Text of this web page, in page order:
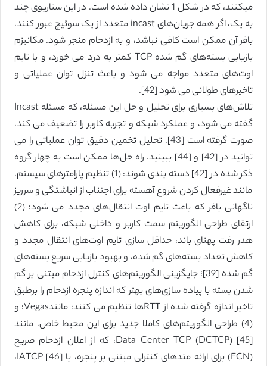
میکنند، که در شکل 1 نشان داده شده است. در این سناریوی چند
به یک، اگر همه جریان‌های incast متعدد از یک سوئیچ عبور کنند،
بافر آن ممکن است کافی نباشد، و به ازدحام منجر شود. مکانیزم
بازیابی بسته‌های گم شده TCP کمتر به درد می خورد، و با تایم
اوت‌های متعدد مواجه می شود و باعث تنزل توان عملیاتی و
تاخیرهای طولانی می شود [42].
تلاش‌های بسیاری برای تحلیل و حل این مسئله، که مسئله Incast
گفته می شود، و عملکرد شبکه و تجربه کاربر را تضعیف می کند،
صورت گرفته است [43]. تحلیل تخمین دقیق توان عملیاتی را می
توانید در [42] و [44] ببینید. راه حل‌ها ممکن است به چهار گروه
ذکر شده در [42] دسته بندی شوند: (1) تنظیم پارامترهای سیستم،
مانند غیرفعال کردن شروع آهسته برای اجتناب از انباشتگی و سرریز
ناگهانی بافر که باعث تایم اوت انتقال‌های مجدد می شود؛ (2)
ارتقای طراحی الگوریتم سمت کاربر و داخلی شبکه، برای کاهش
هدر رفت پهنای باند، حداقل سازی تایم اوت‌های انتقال مجدد و
کاهش تعداد بسته‌های گم شده، و بهبود بازیابی سریع بسته‌های
گم شده [39]؛ جایگزینی الگوریتم‌های کنترل ازدحام مبتنی بر گم
شدن بسته با پیاده سازی‌های بهتر که اندازه پنجره ازدحام را برطبق
تاخیر اندازه گرفته شده از RTTها تنظیم می کنند؛ مانندVegas؛ و
(4) طراحی الگوریتم‌های کاملا جدید برای این محیط خاص، مانند
Data Center TCP (DCTCP) [45]، که از اعلان ازدحام صریح
(ECN) برای ارائه متدهای کنترلی مبتنی بر پنجره، یا IATCP [46]،